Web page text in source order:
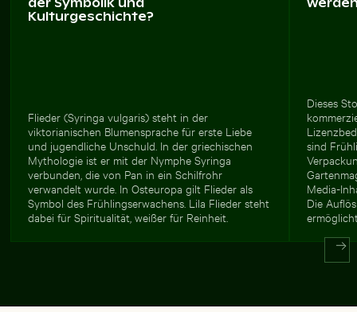
Kulturgeschichte?
Flieder (Syringa vulgaris) steht in der
viktorianischen Blumensprache für erste Liebe
und jugendliche Unschuld. In der griechischen
Mythologie ist er mit der Nymphe Syringa
verbunden, die von Pan in ein Schilfrohr
verwandelt wurde. In Osteuropa gilt Flieder als
Symbol des Frühlingserwachens. Lila Flieder steht
dabei für Spiritualität, weißer für Reinheit.
Dieses
sind
Media-
Die